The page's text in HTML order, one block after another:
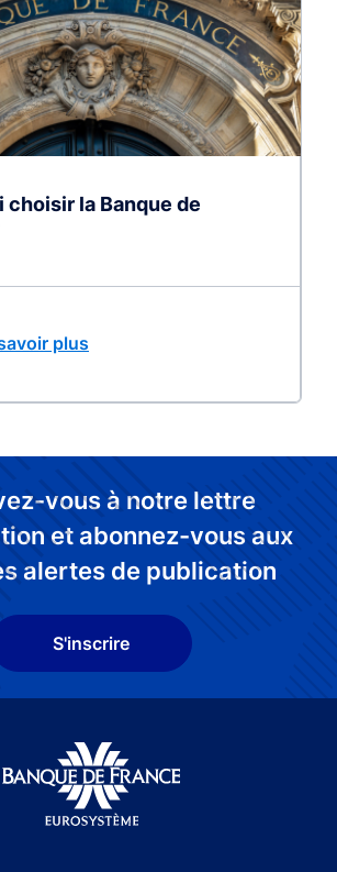
choisir la Banque de
plus
vous à notre lettre
et abonnez-vous aux
alertes de publication
S'inscrire